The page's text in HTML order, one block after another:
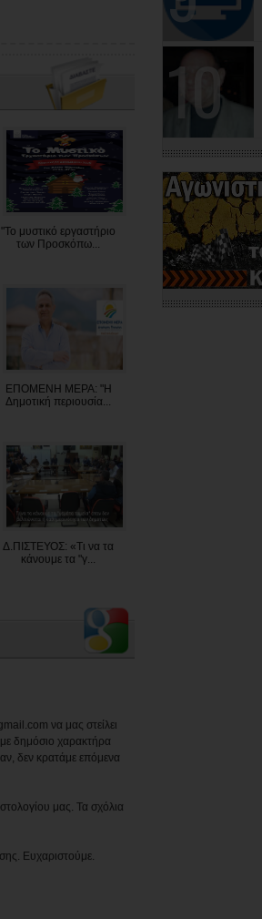
"Το μυστικό εργαστήριο
των Προσκόπω...
ΕΠΟΜΕΝΗ ΜΕΡΑ: "Η
Δημοτική περιουσία...
Δ.ΠΙΣΤΕΥΟΣ: «Τι να τα
κάνουμε τα "γ...
να μας στείλει
δημόσιο χαρακτήρα
δεν κρατάμε επόμενα
μας. Τα σχόλια
Ευχαριστούμε.